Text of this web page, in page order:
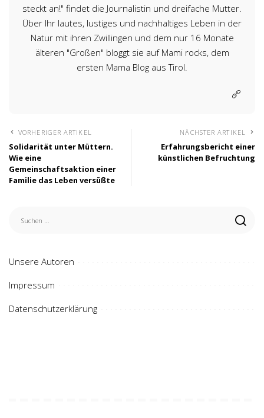
steckt an!" findet die Journalistin und dreifache Mutter.
Über Ihr lautes, lustiges und nachhaltiges Leben in der
Natur mit ihren Zwillingen und dem nur 16 Monate
älteren "Großen" bloggt sie auf Mami rocks, dem
ersten Mama Blog aus Tirol.
VORHERIGER ARTIKEL
Solidarität unter Müttern.
Wie eine
Gemeinschaftsaktion einer
Familie das Leben versüßte
NÄCHSTER ARTIKEL
Erfahrungsbericht einer
künstlichen Befruchtung
Unsere Autoren
Impressum
Datenschutzerklärung